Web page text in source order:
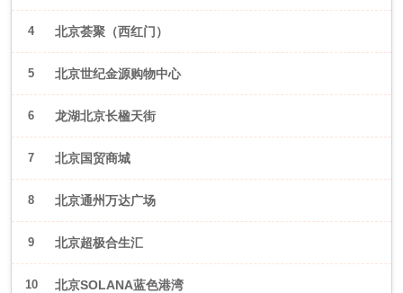
4 北京荟聚（西红门）
5 北京世纪金源购物中心
6 龙湖北京长楹天街
7 北京国贸商城
8 北京通州万达广场
9 北京超极合生汇
10 北京SOLANA蓝色港湾